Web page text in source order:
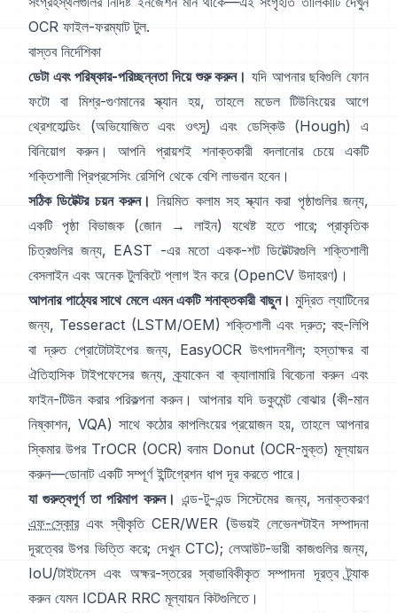
OCR ফাইল-ফরম্যাট টুল.
বাস্তব নির্দেশিকা
ডেটা এবং পরিষ্কার-পরিচ্ছন্নতা দিয়ে শুরু করুন। যদি আপনার ছবিগুলি ফোন
ফটো বা মিশ্র-গুণমানের স্ক্যান হয়, তাহলে মডেল টিউনিংয়ের আগে
থ্রেশহোল্ডিং (অভিযোজিত এবং ওৎসু) এবং ডেস্কিউ (Hough) এ
বিনিয়োগ করুন। আপনি প্রায়শই শনাক্তকারী বদলানোর চেয়ে একটি
শক্তিশালী প্রিপ্রসেসিং রেসিপি থেকে বেশি লাভবান হবেন।
সঠিক ডিটেক্টর চয়ন করুন। নিয়মিত কলাম সহ স্ক্যান করা পৃষ্ঠাগুলির জন্য,
একটি পৃষ্ঠা বিভাজক (জোন → লাইন) যথেষ্ট হতে পারে; প্রাকৃতিক
চিত্রগুলির জন্য, EAST -এর মতো একক-শট ডিটেক্টরগুলি শক্তিশালী
বেসলাইন এবং অনেক টুলকিটে প্লাগ ইন করে (OpenCV উদাহরণ)।
আপনার পাঠ্যের সাথে মেলে এমন একটি শনাক্তকারী বাছুন। মুদ্রিত ল্যাটিনের
জন্য, Tesseract (LSTM/OEM) শক্তিশালী এবং দ্রুত; বহু-লিপি
বা দ্রুত প্রোটোটাইপের জন্য, EasyOCR উৎপাদনশীল; হস্তাক্ষর বা
ঐতিহাসিক টাইপফেসের জন্য, ক্র্যাকেন বা ক্যালামারি বিবেচনা করুন এবং
ফাইন-টিউন করার পরিকল্পনা করুন। আপনার যদি ডকুমেন্ট বোঝার (কী-মান
নিষ্কাশন, VQA) সাথে কঠোর কাপলিংয়ের প্রয়োজন হয়, তাহলে আপনার
স্কিমার উপর TrOCR (OCR) বনাম Donut (OCR-মুক্ত) মূল্যায়ন
করুন—ডোনাট একটি সম্পূর্ণ ইন্টিগ্রেশন ধাপ দূর করতে পারে।
যা গুরুত্বপূর্ণ তা পরিমাপ করুন। এন্ড-টু-এন্ড সিস্টেমের জন্য, সনাক্তকরণ
এফ-স্কোরএবং স্বীকৃতি CER/WER (উভয়ই লেভেনশ্টাইন সম্পাদনা
দূরত্বের উপর ভিত্তি করে; দেখুন CTC); লেআউট-ভারী কাজগুলির জন্য,
IoU/টাইটনেস এবং অক্ষর-স্তরের স্বাভাবিকীকৃত সম্পাদনা দূরত্ব ট্র্যাক
করুন যেমন ICDAR RRC মূল্যায়ন কিটগুলিতে।